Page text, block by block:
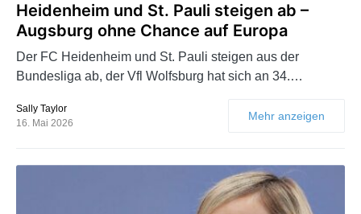
Heidenheim und St. Pauli steigen ab –
Augsburg ohne Chance auf Europa
Der FC Heidenheim und St. Pauli steigen aus der
Bundesliga ab, der Vfl Wolfsburg hat sich an 34.…
Sally Taylor
16. Mai 2026
Mehr anzeigen